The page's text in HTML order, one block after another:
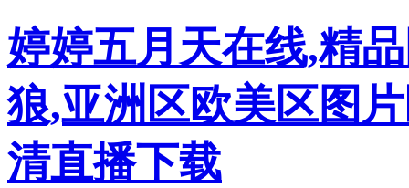
婷婷五月天在线,精
狼,亚洲区欧美区图
清直播下载